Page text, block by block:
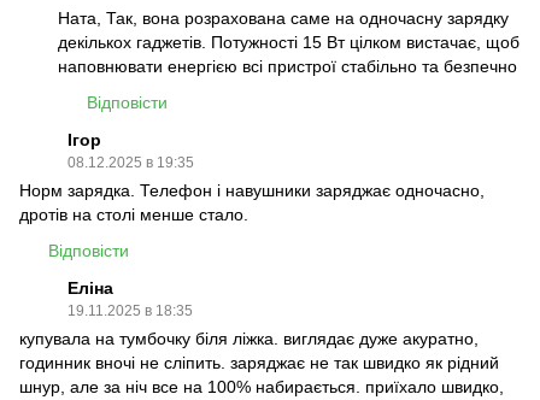
Ната, Так, вона розрахована саме на одночасну зарядку
декількох гаджетів. Потужності 15 Вт цілком вистачає, щоб
наповнювати енергією всі пристрої стабільно та безпечно
Відповісти
Ігор
08.12.2025 в 19:35
Норм зарядка. Телефон і навушники заряджає одночасно,
дротів на столі менше стало.
Відповісти
Еліна
19.11.2025 в 18:35
купувала на тумбочку біля ліжка. виглядає дуже акуратно,
годинник вночі не сліпить. заряджає не так швидко як рідний
шнур, але за ніч все на 100% набирається. приїхало швидко,